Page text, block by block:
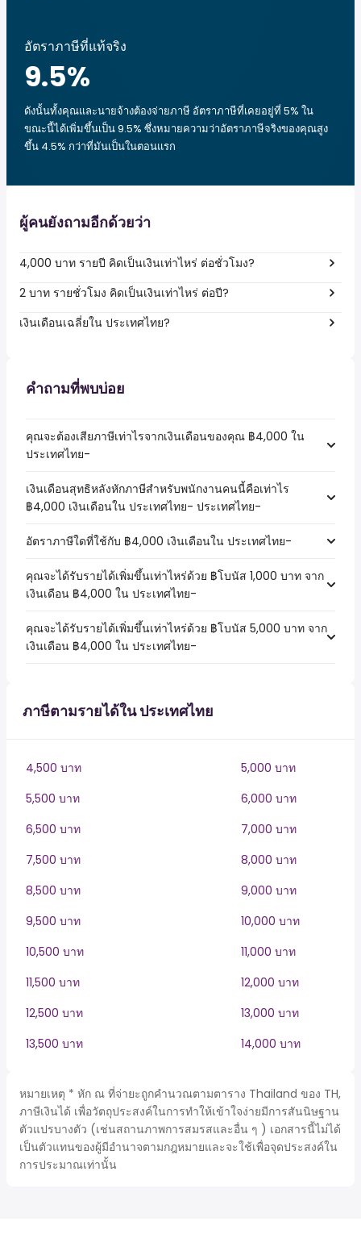
อัตราภาษีที่แท้จริง
9.5%
ดังนั้นทั้งคุณและนายจ้างต้องจ่ายภาษี อัตราภาษีที่เคยอยู่ที่ 5% ใน
ขณะนี้ได้เพิ่มขึ้นเป็น 9.5% ซึ่งหมายความว่าอัตราภาษีจริงของคุณสูง
ขึ้น 4.5% กว่าที่มันเป็นในตอนแรก
ผู้คนยังถามอีกด้วยว่า
4,000 บาท รายปี คิดเป็นเงินเท่าไหร่ ต่อชั่วโมง?
2 บาท รายชั่วโมง คิดเป็นเงินเท่าไหร่ ต่อปี?
เงินเดือนเฉลี่ยใน ประเทศไทย?
คำถามที่พบบ่อย
คุณจะต้องเสียภาษีเท่าไรจากเงินเดือนของคุณ ฿4,000 ใน
ประเทศไทย-
เงินเดือนสุทธิหลังหักภาษีสำหรับพนักงานคนนี้คือเท่าไร
฿4,000 เงินเดือนใน ประเทศไทย- ประเทศไทย-
อัตราภาษีใดที่ใช้กับ ฿4,000 เงินเดือนใน ประเทศไทย-
คุณจะได้รับรายได้เพิ่มขึ้นเท่าไหร่ด้วย ฿โบนัส 1,000 บาท จาก
เงินเดือน ฿4,000 ใน ประเทศไทย-
คุณจะได้รับรายได้เพิ่มขึ้นเท่าไหร่ด้วย ฿โบนัส 5,000 บาท จาก
เงินเดือน ฿4,000 ใน ประเทศไทย-
ภาษีตามรายได้ใน ประเทศไทย
4,500 บาท
5,000 บาท
5,500 บาท
6,000 บาท
6,500 บาท
7,000 บาท
7,500 บาท
8,000 บาท
8,500 บาท
9,000 บาท
9,500 บาท
10,000 บาท
10,500 บาท
11,000 บาท
11,500 บาท
12,000 บาท
12,500 บาท
13,000 บาท
13,500 บาท
14,000 บาท
หมายเหตุ * หัก ณ ที่จ่ายะถูกคำนวณตามตาราง Thailand ของ TH,
ภาษีเงินได้ เพื่อวัตถุประสงค์ในการทำให้เข้าใจง่ายมีการสันนิษฐาน
ตัวแปรบางตัว (เช่นสถานภาพการสมรสและอื่น ๆ ) เอกสารนี้ไม่ได้
เป็นตัวแทนของผู้มีอำนาจตามกฎหมายและจะใช้เพื่อจุดประสงค์ใน
การประมาณเท่านั้น